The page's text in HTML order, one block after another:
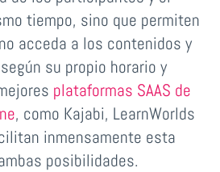
tiempo, sino que permiten
acceda a los contenidos y
su propio horario y
plataformas SAAS de
, como Kajabi, LearnWorlds
inmensamente esta
posibilidades.